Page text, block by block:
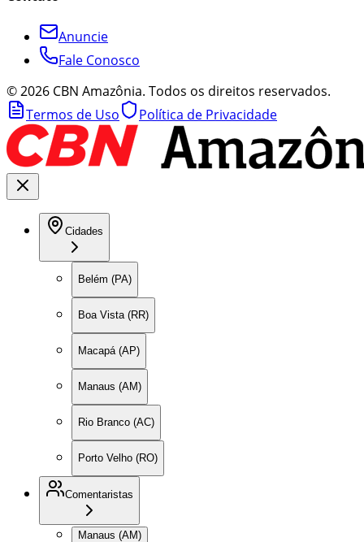
Anuncie
Fale Conosco
©2026 CBN Amazônia. Todos os direitos reservados.
Termos de Uso
Política de Privacidade
Cidades
Belém (PA)
Boa Vista (RR)
Macapá (AP)
Manaus (AM)
Rio Branco (AC)
Porto Velho (RO)
Comentaristas
Manaus (AM)